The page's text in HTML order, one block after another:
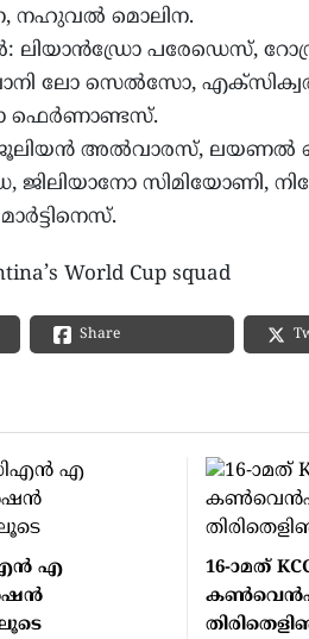
നഹുവല്‍ മൊലിന.
ലിയാന്‍ഡ്രോ പരേഡെസ്,
ലോ സെല്‍സോ,
ഫെര്‍ണാണ്ടസ്.
അല്‍വാരസ്, ലയണല്‍
ജിലിയാനോ സിമിയോണി,
World Cup squad
Share
എ
16-ാമത്